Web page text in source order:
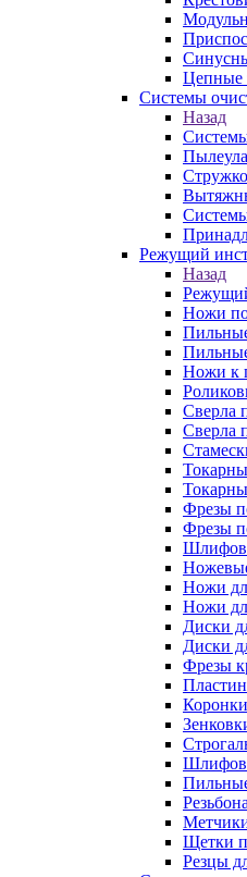
Цепные
Системы
Назад
Режущий
Назад
Ножи
Ножи к
Сверла
Сверла
Фрезы
Фрезы
Ножи
Ножи
Диски
Диски
Фрезы
Коронки
Щетки
Резцы